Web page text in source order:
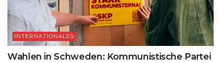
INTERNATIONALES
Wahlen in Schweden: Kommunistische Partei